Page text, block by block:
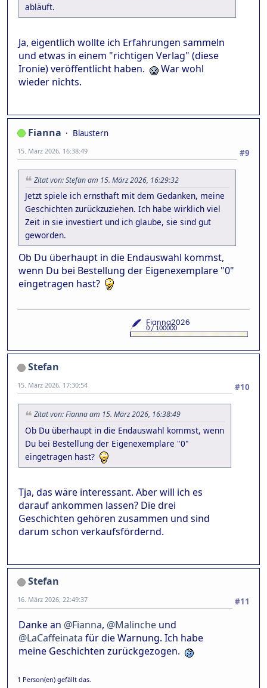
abläuft.
Ja, eigentlich wollte ich Erfahrungen sammeln
und etwas in einem "richtigen Verlag" (diese
Ironie) veröffentlicht haben.
War wohl
wieder nichts.
Fianna
Blaustern
#9
15. März 2026, 16:38:49
Zitat von: Stefan am 15. März 2026, 16:29:32
Jetzt spiele ich ernsthaft mit dem Gedanken, meine
Geschichten zurückzuziehen. Ich habe wirklich viel
Zeit in sie investiert und ich glaube, sie sind gut
geworden.
Ob Du überhaupt in die Endauswahl kommst,
wenn Du bei Bestellung der Eigenexemplare "0"
eingetragen hast?
Stefan
#10
15. März 2026, 17:30:54
Zitat von: Fianna am 15. März 2026, 16:38:49
Ob Du überhaupt in die Endauswahl kommst, wenn
Du bei Bestellung der Eigenexemplare "0"
eingetragen hast?
Tja, das wäre interessant. Aber will ich es
darauf ankommen lassen? Die drei
Geschichten gehören zusammen und sind
darum schon verkaufsfördernd.
Stefan
#11
16. März 2026, 22:49:37
Danke an @Fianna, @Malinche und
@LaCaffeinata für die Warnung. Ich habe
meine Geschichten zurückgezogen.
1 Person(en) gefällt das.